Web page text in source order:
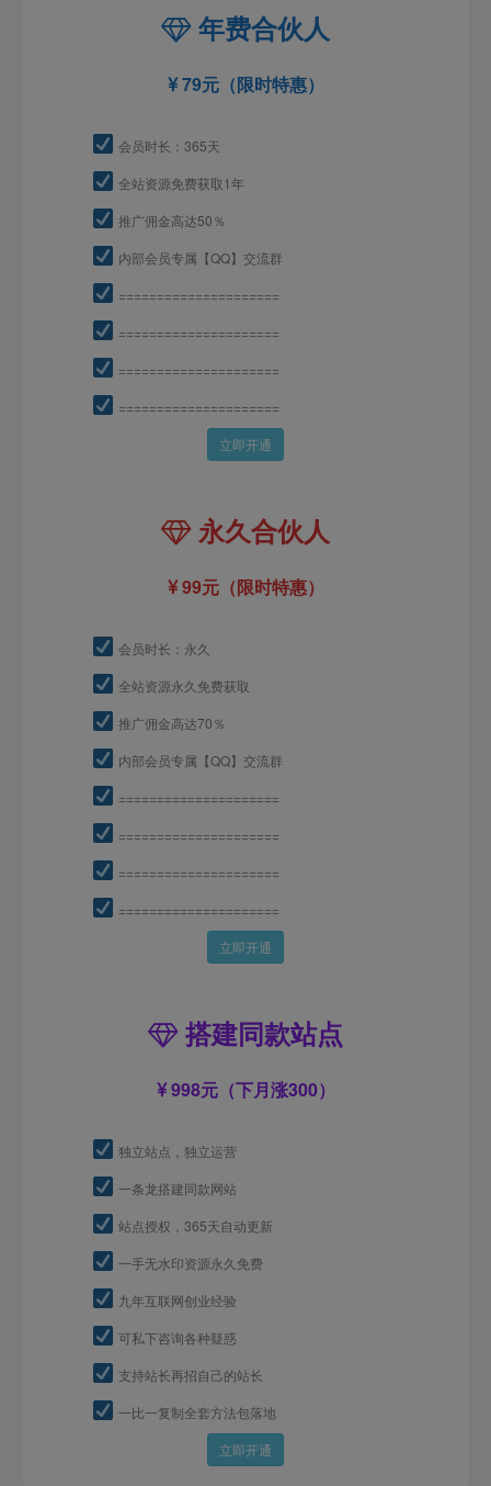
年费合伙人
79元（限时特惠）
会员时长：365天
全站资源免费获取1年
推广佣金高达50％
内部会员专属【QQ】交流群
=====================
=====================
=====================
=====================
立即开通
永久合伙人
99元（限时特惠）
会员时长：永久
全站资源永久免费获取
推广佣金高达70％
内部会员专属【QQ】交流群
=====================
=====================
=====================
=====================
立即开通
搭建同款站点
998元（下月涨300）
独立站点，独立运营
一条龙搭建同款网站
站点授权，365天自动更新
一手无水印资源永久免费
九年互联网创业经验
可私下咨询各种疑惑
支持站长再招自己的站长
一比一复制全套方法包落地
立即开通